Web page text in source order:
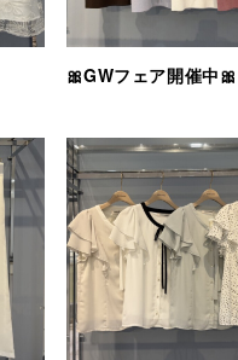
🎀GWフェア開催中🎀